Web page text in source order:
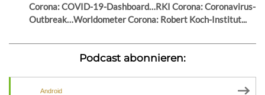
Corona: COVID-19-Dashboard…RKI Corona: Coronavirus-
Outbreak…Worldometer Corona: Robert Koch-Institut...
Podcast abonnieren:
Android